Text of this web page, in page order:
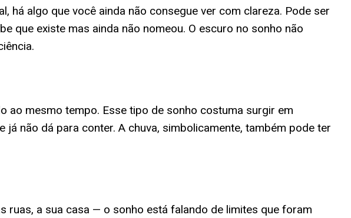
há algo que você ainda não consegue ver com clareza. Pode ser
que existe mas ainda não nomeou. O escuro no sonho não
ao mesmo tempo. Esse tipo de sonho costuma surgir em
não dá para conter. A chuva, simbolicamente, também pode ter
ruas, a sua casa — o sonho está falando de limites que foram